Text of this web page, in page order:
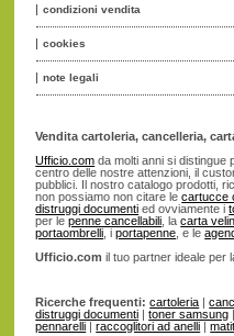
condizioni vendita
cookies
note legali
Vendita cartoleria, cancelleria,
Ufficio.com da molti anni si distingue
centro delle nostre attenzioni, il
pubblici. Il nostro catalogo prodotti,
non possiamo non citare lecartucce
distruggi documenti ed ovviamente i
per lepenne cancellabili , lacarta
portaombrelli , iportapenne , e le
Ufficio.com il tuo partner ideale per
Ricerche frequenti: cartoleria |
distruggi documenti |toner samsung
pennarelli |raccoglitori ad anelli |